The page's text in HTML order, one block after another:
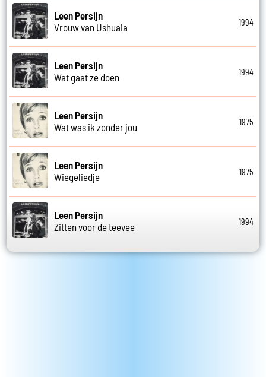
Leen Persijn
Vrouw van Ushuaia
1994
Leen Persijn
Wat gaat ze doen
1994
Leen Persijn
Wat was ik zonder jou
1975
Leen Persijn
Wiegeliedje
1975
Leen Persijn
Zitten voor de teevee
1994